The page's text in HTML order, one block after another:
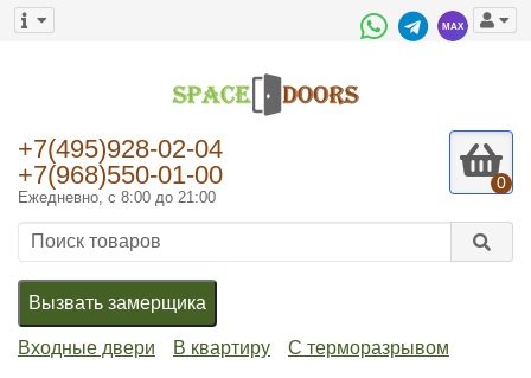
+7(495)928-02-04
+7(968)550-01-00
Ежедневно, с 8:00 до 21:00
0
Вызвать замерщика
Входные двери В квартиру С терморазрывом